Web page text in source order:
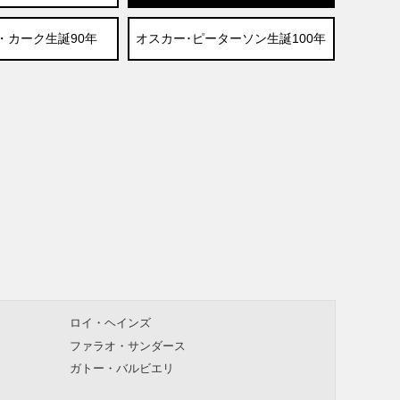
カーク生誕90年 オスカー･ピーターソン生誕100年
ロイ・ヘインズ
ファラオ・サンダース
ガトー・バルビエリ